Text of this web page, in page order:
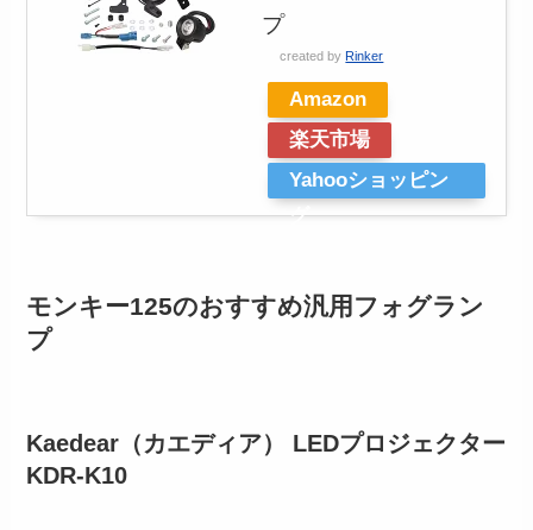
プ
created by Rinker
Amazon
楽天市場
Yahooショッピン
グ
モンキー125のおすすめ汎用フォグラン
プ
Kaedear（カエディア） LEDプロジェクター
KDR-K10